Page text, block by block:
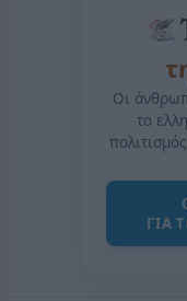
Οι
το
ΓΙΑ